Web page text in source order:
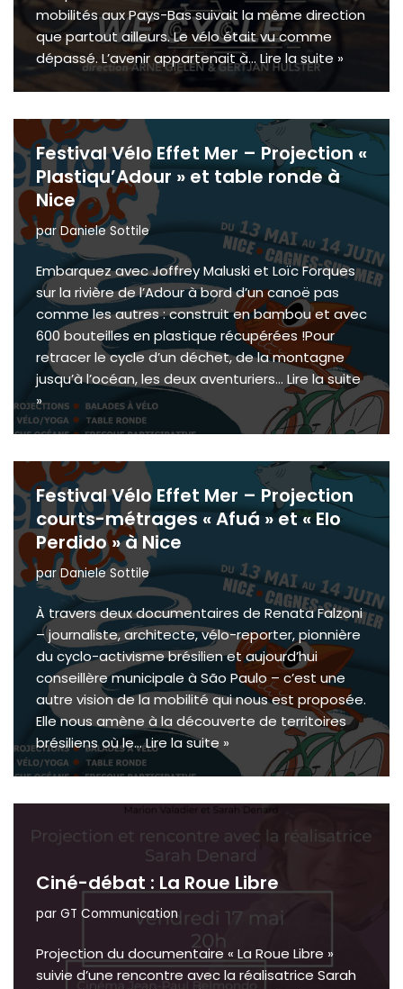
mobilités aux Pays-Bas suivait la même direction
que partout ailleurs. Le vélo était vu comme
dépassé. L’avenir appartenait à… Lire la suite »
Festival Vélo Effet Mer – Projection «
Plastiqu’Adour » et table ronde à
Nice
parDaniele Sottile
Embarquez avec Joffrey Maluski et Loïc Forques
sur la rivière de l’Adour à bord d’un canoë pas
comme les autres : construit en bambou et avec
600 bouteilles en plastique récupérées !Pour
retracer le cycle d’un déchet, de la montagne
jusqu’à l’océan, les deux aventuriers… Lire la suite
»
Festival Vélo Effet Mer – Projection
courts-métrages « Afuá » et « Elo
Perdido » à Nice
parDaniele Sottile
À travers deux documentaires de Renata Falzoni
– journaliste, architecte, vélo-reporter, pionnière
du cyclo-activisme brésilien et aujourd’hui
conseillère municipale à São Paulo – c’est une
autre vision de la mobilité qui nous est proposée.
Elle nous amène à la découverte de territoires
brésiliens où le…Lire la suite »
Ciné-débat : La Roue Libre
par GT Communication
Projection du documentaire « La Roue Libre »
suivie d’une rencontre avec la réalisatrice Sarah